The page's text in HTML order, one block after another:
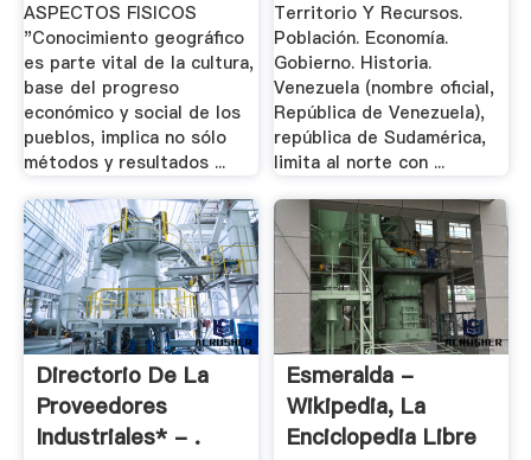
ASPECTOS FISICOS
"Conocimiento geográfico
es parte vital de la cultura,
base del progreso
económico y social de los
pueblos, implica no sólo
métodos y resultados ...
Territorio Y Recursos.
Población. Economía.
Gobierno. Historia.
Venezuela (nombre oficial,
República de Venezuela),
república de Sudamérica,
limita al norte con ...
Directorio De La
Proveedores
Industriales* - .
Esmeralda -
Wikipedia, La
Enciclopedia Libre